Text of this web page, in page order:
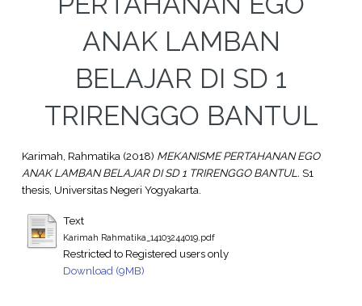
ANAK LAMBAN
BELAJAR DI SD 1
TRIRENGGO BANTUL
Karimah, Rahmatika(2018) MEKANISME PERTAHANAN EGO
ANAK LAMBAN BELAJAR DI SD 1 TRIRENGGO BANTUL. S1
thesis, Universitas Negeri Yogyakarta.
Text
Karimah Rahmatika_14103244019.pdf
Restricted to Registered users only
Download (9MB)